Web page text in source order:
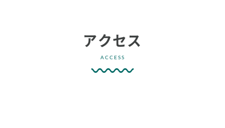
アクセス
ACCESS